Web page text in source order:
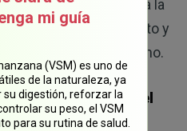
el día, la exposición a la
de movimiento y
en si eso sucede o no.
con la luz del
el cerebro
mi guía
(VSM) es uno de
de la naturaleza, ya
digestión, reforzar la
su peso, el VSM
para su rutina de salud.